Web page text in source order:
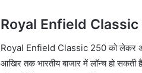
Royal Enfield Classic
Royal Enfield Classic 250 को लेकर
आखिर तक भारतीय बाजार में लॉन्च हो